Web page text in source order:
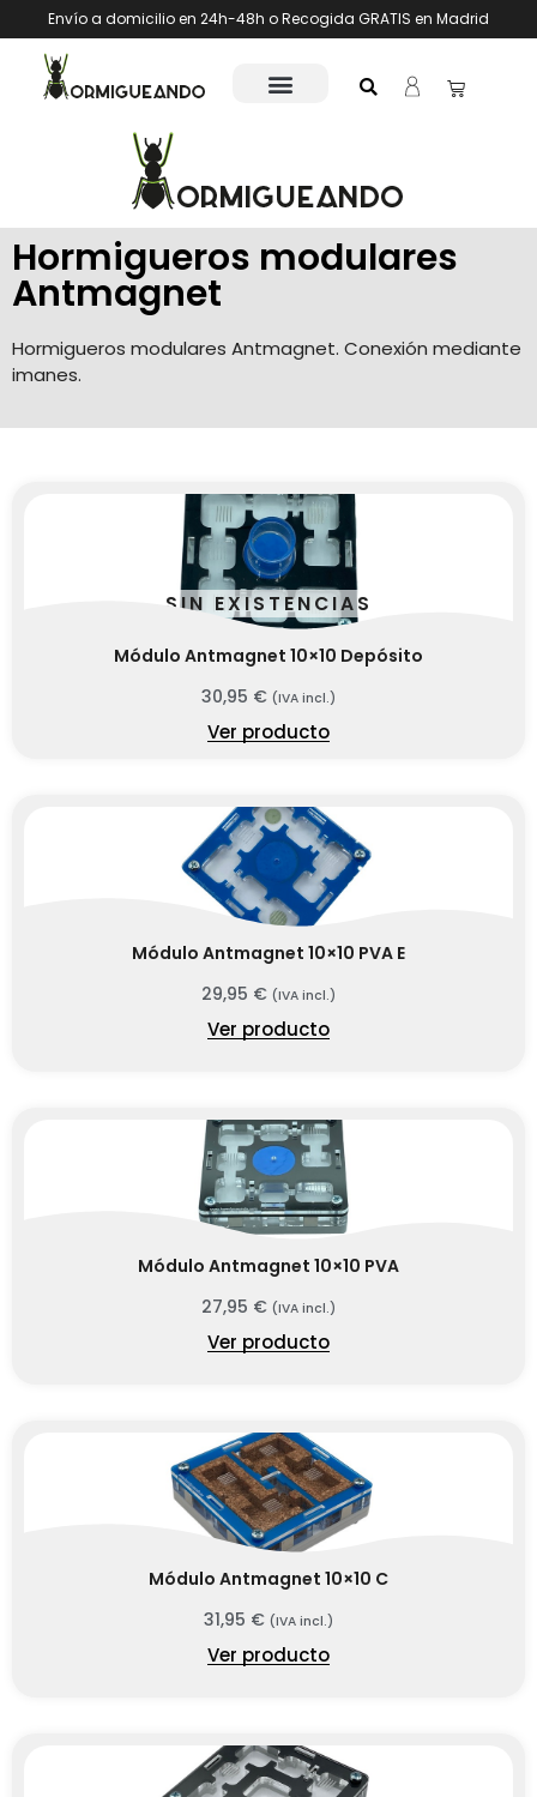
Envío a domicilio en 24h-48h o Recogida GRATIS en Madrid
Hormigueros modulares
Antmagnet
Hormigueros modulares Antmagnet. Conexión mediante
imanes.
SIN EXISTENCIAS
Módulo Antmagnet 10×10 Depósito
30,95 € (IVA incl.)
Ver producto
Módulo Antmagnet 10×10 PVA E
29,95 € (IVA incl.)
Ver producto
Módulo Antmagnet 10×10 PVA
27,95 € (IVA incl.)
Ver producto
Módulo Antmagnet 10×10 C
31,95 € (IVA incl.)
Ver producto